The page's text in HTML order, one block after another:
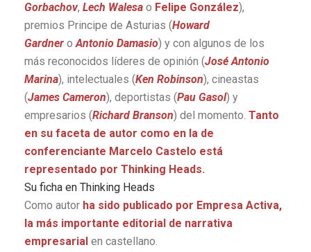
Gorbachov, Lech Walesa o Felipe González),
premios Principe de Asturias (Howard
Gardner oAntonio Damasio) y con algunos de los
más reconocidos líderes de opinión (José Antonio
Marina), intelectuales (Ken Robinson), cineastas
(James Cameron), deportistas (Pau Gasol) y
empresarios (Richard Branson) del momento. Tanto
en su faceta de autor como en la de
conferenciante Marcelo Castelo está
representado por Thinking Heads.
Su ficha en Thinking Heads
Como autor ha sido publicado por Empresa Activa,
la más importante editorial de narrativa
empresarial en castellano.